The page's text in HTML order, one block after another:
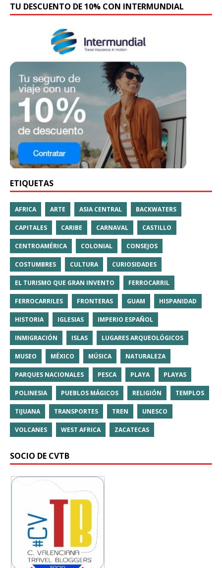
TU DESCUENTO DE 10% CON INTERMUNDIAL
ETIQUETAS
AFRICA ARTE ASIA CENTRAL BACKWATERS
CAPITALES CARIBE CARNAVAL CASTILLO
CENTROAMÉRICA COLONIAL CONSEJOS
COSTUMBRES CULTURA CURIOSIDADES
EL TURISMO QUE GRAN INVENTO FERROCARRIL
FERROCARRILES FRONTERAS GUAM HISPANIDAD
HISTORIA IGLESIAS IMPERIO ESPAÑOL
INMIGRACIÓN ISLAS LUGARES ARQUEOLÓGICOS
MUSEO MÉXICO MÚSICA NATURALEZA
PARQUES NACIONALES PESCA PLAYA PLAYAS
POLINESIA PUEBLOS MÁGICOS RELIGIÓN TEMPLOS
TIJUANA TRANSPORTES TREN UNESCO
VOLCANES WEST AFRICA ZACATECAS
SOCIO DE CVTB